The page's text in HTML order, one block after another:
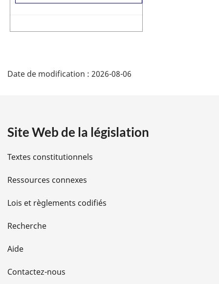
:
Ã
t
l
s
d
e
l
Date de modification : 2026-08-06
Site Web de la législation
Textes constitutionnels
Ressources connexes
Lois et règlements codifiés
Recherche
Aide
Contactez-nous